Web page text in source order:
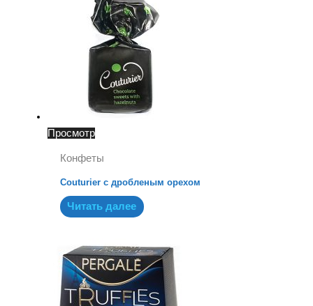
Просмотр
Конфеты
Couturier с дробленым орехом
Читать далее